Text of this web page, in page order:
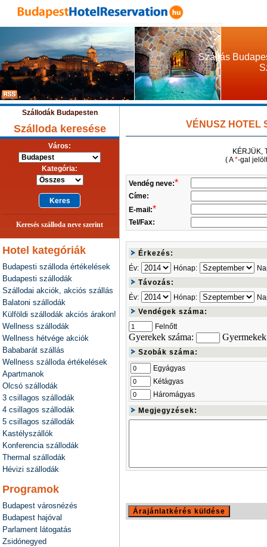
Szállás
Szállodák Budapesten
Szálloda keresése
Város:
Kategória:
Keresés szálloda neve szerint
Hotel kategóriák
Budapesti szálloda értékelések
Budapesti szállodák
Szállodai akciók, akciós szállás
Balatoni szállodák
Külföldi szállodák akciós árakon!
Wellness szállodák
Wellness hétvége akciók
Bababarát szállás
Wellness szálloda értékelések
Apartmanok
Olcsó szállodák
3 csillagos szállodák
4 csillagos szállodák
5 csillagos szállodák
Kastélyszállók
Konferencia szállodák
Thermal szállodák
Hévizi szállodák
Programok
Budapest városnézés
Budapest hajóval
Parlament látogatás
Zsidónegyed
VÉNUSZ HOTEL
KÉRJÜK,
( A*-gal
Vendég neve:*
Címe:
E-mail:*
Tel/Fax:
Érkezés:
Év:
Hónap:
Távozás:
Év:
Hónap:
Vendégek száma:
Felnőtt
Gyerekek száma:
Szobák száma:
Egyágyas
Kétágyas
Háromágyas
Megjegyzések: